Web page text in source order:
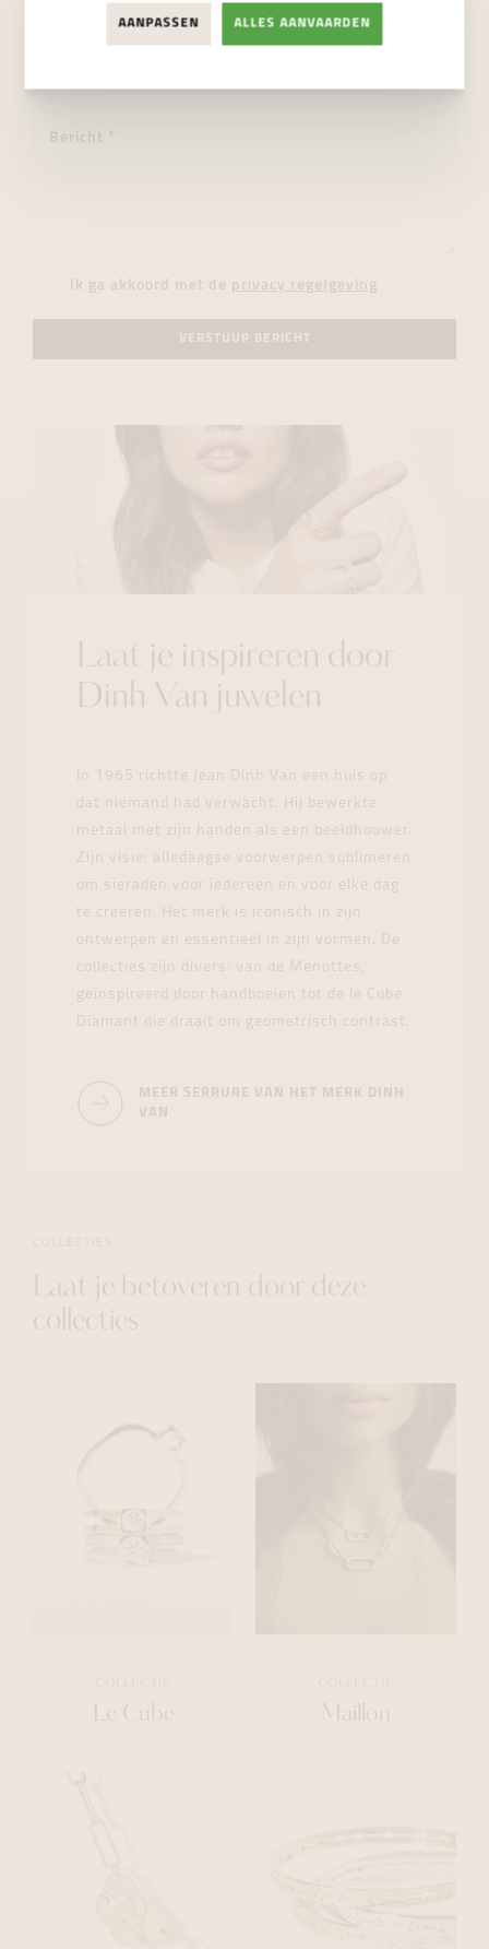
Ik ga akkoord met de privacy regelgeving
VERSTUUR BERICHT
Laat je inspireren door
Dinh Van juwelen
In 1965 richtte Jean Dinh Van een huis op
dat niemand had verwacht. Hij bewerkte
metaal met zijn handen als een beeldhouwer.
Zijn visie: alledaagse voorwerpen sublimeren
om sieraden voor iedereen en voor elke dag
te creëren. Het merk is iconisch in zijn
ontwerpen en essentieel in zijn vormen. De
collecties zijn divers: van de Menottes,
geïnspireerd door handboeien tot de le Cube
Diamant die draait om geometrisch contrast.
MEER SERRURE VAN HET MERK DINH
VAN
Laat je betoveren door deze
collecties
Le Cube Maillon
AANPASSEN ALLES AANVAARDEN